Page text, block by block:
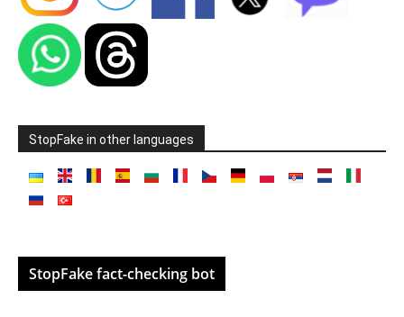
StopFake in other languages
StopFake fact-checking bot